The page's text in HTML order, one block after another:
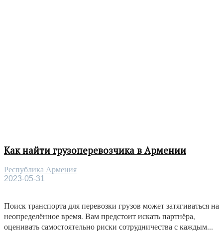
Как найти грузоперевозчика в Армении
Республика Армения
2023-05-31
Поиск транспорта для перевозки грузов может затягиваться на
неопределённое время. Вам предстоит искать партнёра,
оценивать самостоятельно риски сотрудничества с каждым...